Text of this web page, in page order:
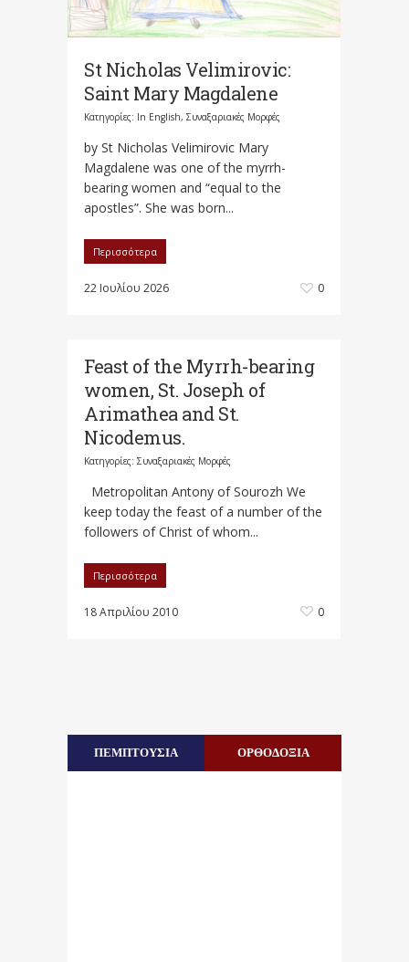
St Nicholas Velimirovic:
Saint Mary Magdalene
Κατηγορίες: In English, Συναξαριακές Μορφές
by St Nicholas Velimirovic Mary
Magdalene was one of the myrrh-
bearing women and “equal to the
apostles”. She was born...
Περισσότερα
22 Ιουλίου 2026 0
Feast of the Myrrh-bearing
women, St. Joseph of
Arimathea and St.
Nicodemus.
Κατηγορίες: Συναξαριακές Μορφές
Metropolitan Antony of Sourozh We
keep today the feast of a number of the
followers of Christ of whom...
Περισσότερα
18 Απριλίου 2010 0
ΠΕΜΠΤΟΥΣΙΑ ΟΡΘΟΔΟΞΙΑ